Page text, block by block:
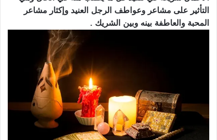
التأثير على مشاعر وعواطف الرجل العنيد وإكثار مشاعر
المحبة والعاطفة بينه وبين الشريك .